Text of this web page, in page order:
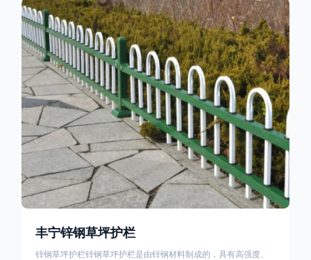
量生产，能够很好的与自然相融合。单向折弯锌钢护栏可以用于
住宅小区、工厂院校、道路交通等场所。该产品具有高强度、高
硬度、外观
丰宁锌钢草坪护栏
锌钢草坪护栏锌钢草坪护栏是由锌钢材料制成的，具有高强度、